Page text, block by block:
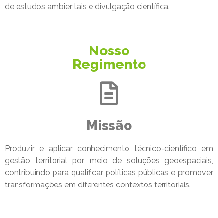
de estudos ambientais e divulgação científica.
Nosso
Regimento
Missão
Produzir e aplicar conhecimento técnico-científico em
gestão territorial por meio de soluções geoespaciais,
contribuindo para qualificar políticas públicas e promover
transformações em diferentes contextos territoriais.